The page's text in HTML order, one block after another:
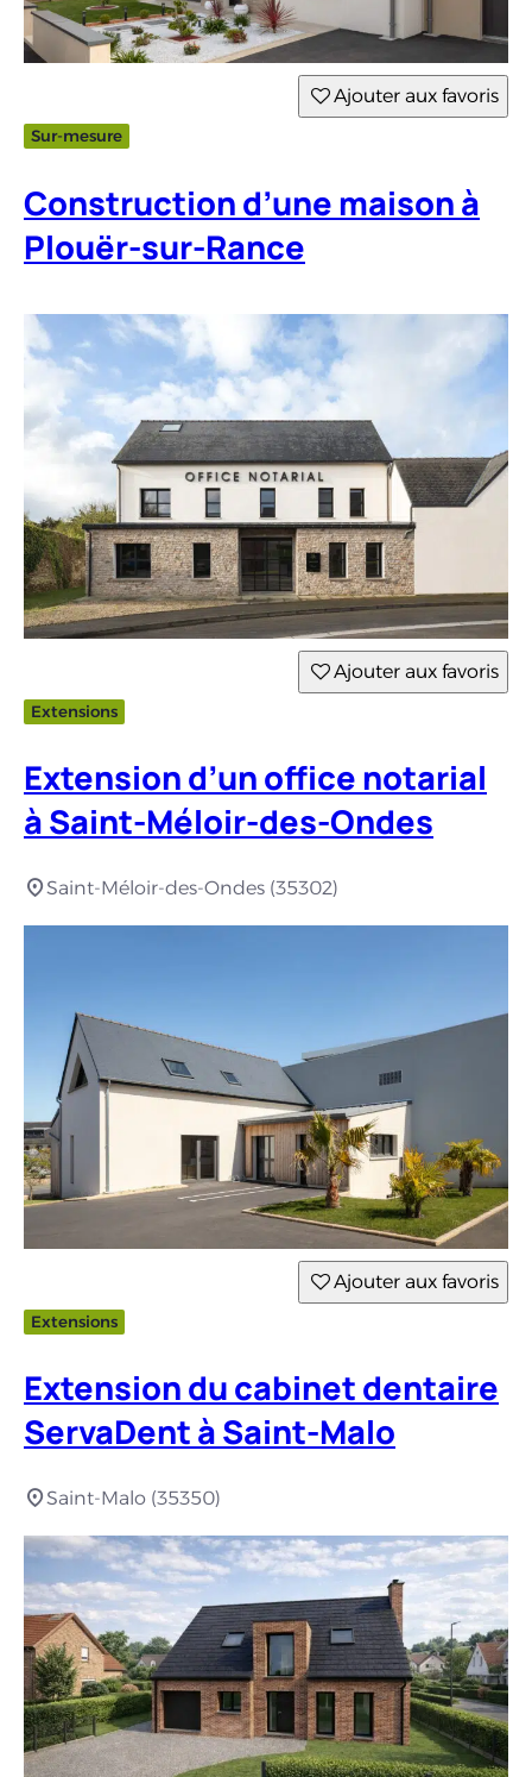
Ajouter aux favoris
Sur-mesure
Construction d’une maison à
Plouër-sur-Rance
Ajouter aux favoris
Extensions
Extension d’un office notarial
à Saint-Méloir-des-Ondes
Saint-Méloir-des-Ondes (35302)
Ajouter aux favoris
Extensions
Extension du cabinet dentaire
ServaDent à Saint-Malo
Saint-Malo (35350)